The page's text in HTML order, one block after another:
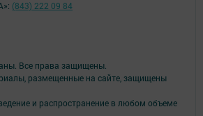
Все права защищены.
размещенные на сайте, защищены
и распространение в любом объеме
(843) 222 09 84